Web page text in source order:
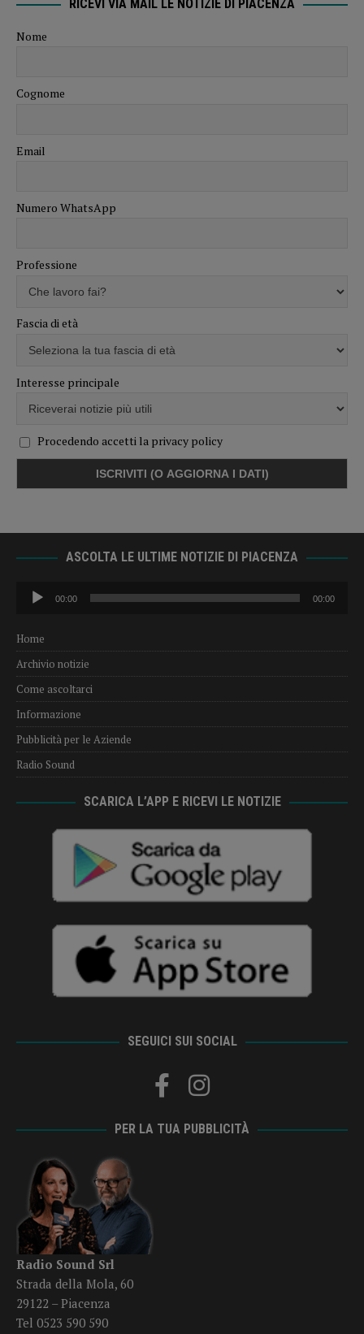
RICEVI VIA MAIL LE NOTIZIE DI PIACENZA
Nome
Cognome
Email
Numero WhatsApp
Professione
Fascia di età
Interesse principale
Procedendo accetti la privacy policy
ASCOLTA LE ULTIME NOTIZIE DI PIACENZA
Audio
Player
00:00 00:00
Home
Archivio notizie
Come ascoltarci
Informazione
Pubblicità per le Aziende
Radio Sound
SCARICA L’APP E RICEVI LE NOTIZIE
SEGUICI SUI SOCIAL
PER LA TUA PUBBLICITÀ
Radio Sound Srl
Strada della Mola, 60
29122 – Piacenza
Tel 0523 590 590